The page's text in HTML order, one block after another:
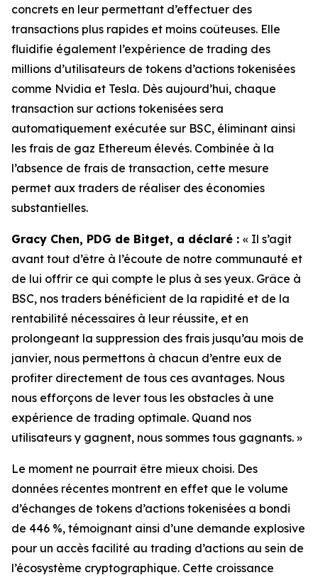
concrets en leur permettant d’effectuer des
transactions plus rapides et moins coûteuses. Elle
fluidifie également l’expérience de trading des
millions d’utilisateurs de tokens d’actions tokenisées
comme Nvidia et Tesla. Dès aujourd’hui, chaque
transaction sur actions tokenisées sera
automatiquement exécutée sur BSC, éliminant ainsi
les frais de gaz Ethereum élevés. Combinée à la
l’absence de frais de transaction, cette mesure
permet aux traders de réaliser des économies
substantielles.
Gracy Chen, PDG de Bitget, a déclaré : « Il s’agit
avant tout d’être à l’écoute de notre communauté et
de lui offrir ce qui compte le plus à ses yeux. Grâce à
BSC, nos traders bénéficient de la rapidité et de la
rentabilité nécessaires à leur réussite, et en
prolongeant la suppression des frais jusqu’au mois de
janvier, nous permettons à chacun d’entre eux de
profiter directement de tous ces avantages. Nous
nous efforçons de lever tous les obstacles à une
expérience de trading optimale. Quand nos
utilisateurs y gagnent, nous sommes tous gagnants. »
Le moment ne pourrait être mieux choisi. Des
données récentes montrent en effet que le volume
d’échanges de tokens d’actions tokenisées a bondi
de 446 %, témoignant ainsi d’une demande explosive
pour un accès facilité au trading d’actions au sein de
l’écosystème cryptographique. Cette croissance